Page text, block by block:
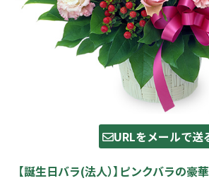
URLをメールで送
【誕生日バラ(法人）】ピンクバラの豪